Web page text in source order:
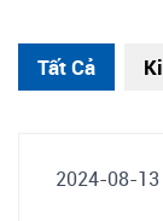
Tất Cả
2024-08-13